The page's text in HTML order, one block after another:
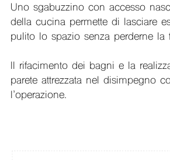
Uno sgabuzzino con accesso
della cucina permette di lasciare
pulito lo spazio senza perderne la
Il rifacimento dei bagni e la
parete attrezzata nel disimpegno
l’operazione.